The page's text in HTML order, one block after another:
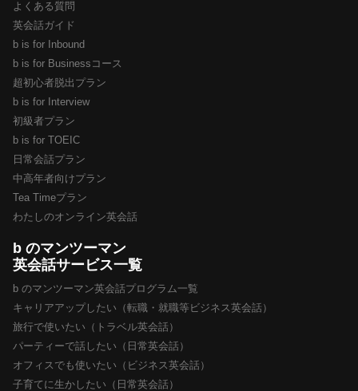
よくある質問
英会話ガイド
b is for Inbound
b is for Businessコース
超初心者脱出プラン
b is for Interview
初級者プラン
b is for TOEIC
日常会話プラン
中高年者向けプラン
Tea Timeプラン
わたしのオンライン英会話
b のマンツーマン
英会話サービス一覧
b のマンツーマン英会話プログラム一覧
キャリアアップしたい（転職・就職等ビジネス英会話）
旅行で使いたい（トラベル英会話）
パーティーで話したい（日常英会話）
オフィスでも使いたい（ビジネス英会話）
子育てに生かしたい（日常英会話）